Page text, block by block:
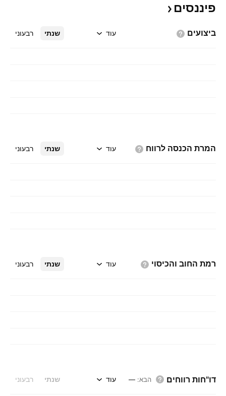
פיננסים
ביצועים שנתי רבעוני עוד
המרת הכנסה לרווח שנתי רבעוני עוד
רמת החוב והכיסוי שנתי רבעוני עוד
דו"חות רווחים הבא:
— שנתי רבעוני עוד